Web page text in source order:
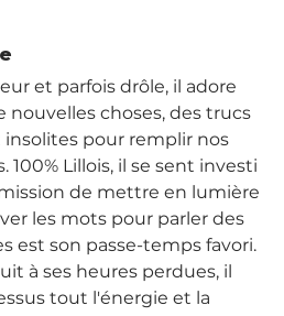
et parfois drôle, il adore
nouvelles choses, des trucs
pour remplir nos
100% Lillois, il se sent investi
de mettre en lumière
les mots pour parler des
est son passe-temps favori.
à ses heures perdues, il
tout l'énergie et la